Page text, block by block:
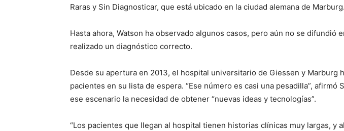
Raras y Sin Diagnosticar, que está ubicado en la ciudad alemana de Marburg.
Hasta ahora, Watson ha observado algunos casos, pero aún no se difundió
realizado un diagnóstico correcto.
Desde su apertura en 2013, el hospital universitario de Giessen y Marburg
pacientes en su lista de espera. “Ese número es casi una pesadilla”, afirmó
ese escenario la necesidad de obtener “nuevas ideas y tecnologías”.
“Los pacientes que llegan al hospital tienen historias clínicas muy largas, y